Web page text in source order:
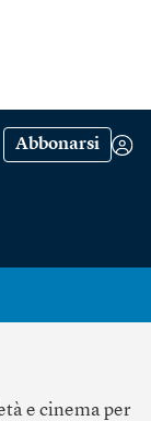
Abbonarsi
e cinema per